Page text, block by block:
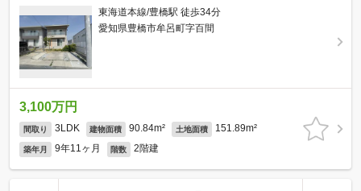
東海道本線/豊橋駅 徒歩34分
愛知県豊橋市牟呂町字百間
3,100万円
間取り 3LDK 建物面積 90.84m² 土地面積 151.89m²
築年月 9年11ヶ月 階数 2階建